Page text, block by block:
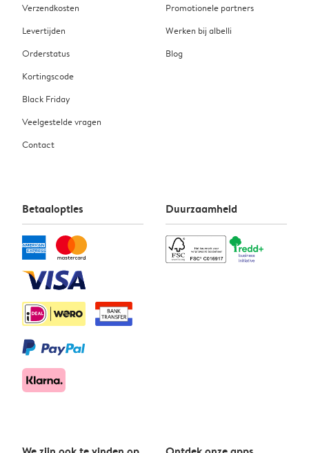
Verzendkosten
Levertijden
Orderstatus
Kortingscode
Black Friday
Veelgestelde vragen
Contact
Promotionele partners
Werken bij albelli
Blog
Betaalopties Duurzaamheid